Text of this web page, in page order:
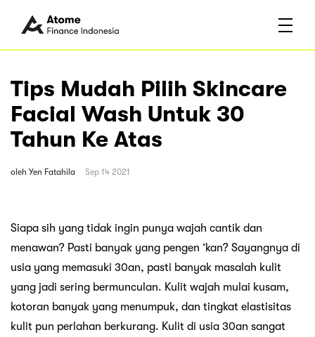
Tips Mudah Pilih Skincare
Facial Wash Untuk 30
Tahun Ke Atas
oleh Yen Fatahila Sep 14 2021
Siapa sih yang tidak ingin punya wajah cantik dan
menawan? Pasti banyak yang pengen ‘kan? Sayangnya di
usia yang memasuki 30an, pasti banyak masalah kulit
yang jadi sering bermunculan. Kulit wajah mulai kusam,
kotoran banyak yang menumpuk, dan tingkat elastisitas
kulit pun perlahan berkurang. Kulit di usia 30an sangat